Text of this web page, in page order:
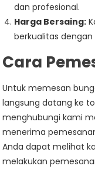
dan profesional.
Harga Bersaing:
berkualitas
Cara
Untuk memesan
langsung datang ke
menghubungi kami
menerima
Anda dapat melihat
melakukan